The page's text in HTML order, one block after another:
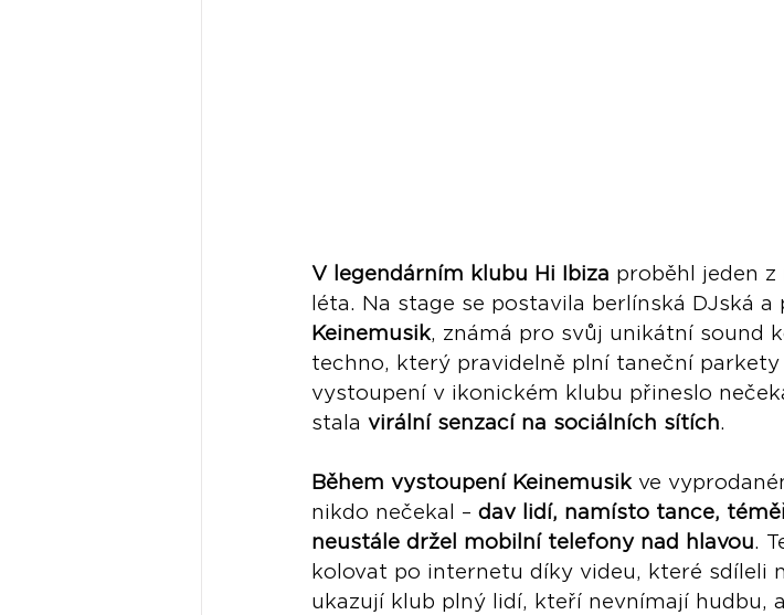
V legendárním klubu Hi Ibiza proběhl jeden
léta. Na stage se postavila berlínská DJská
Keinemusik, známá pro svůj unikátní sound
techno, který pravidelně plní taneční
vystoupení v ikonickém klubu přineslo
stala virální senzací na sociálních sítích.
Během vystoupení Keinemusik ve
nikdo nečekal – dav lidí, namísto tance,
neustále držel mobilní telefony nad hlavou.
kolovat po internetu díky videu, které sdíleli
ukazují klub plný lidí, kteří nevnímají hudbu,